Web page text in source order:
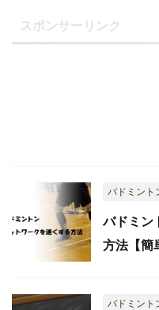
スポンサーリンク
バドミン
バドミン
方法【簡
バドミン